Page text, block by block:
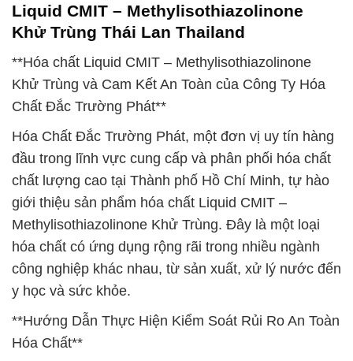
Liquid CMIT – Methylisothiazolinone
Khử Trùng Thái Lan Thailand
**Hóa chất Liquid CMIT – Methylisothiazolinone
Khử Trùng và Cam Kết An Toàn của Công Ty Hóa
Chất Đắc Trường Phát**
Hóa Chất Đắc Trường Phát, một đơn vị uy tín hàng
đầu trong lĩnh vực cung cấp và phân phối hóa chất
chất lượng cao tại Thành phố Hồ Chí Minh, tự hào
giới thiệu sản phẩm hóa chất Liquid CMIT –
Methylisothiazolinone Khử Trùng. Đây là một loại
hóa chất có ứng dụng rộng rãi trong nhiều ngành
công nghiệp khác nhau, từ sản xuất, xử lý nước đến
y học và sức khỏe.
**Hướng Dẫn Thực Hiện Kiểm Soát Rủi Ro An Toàn
Hóa Chất**